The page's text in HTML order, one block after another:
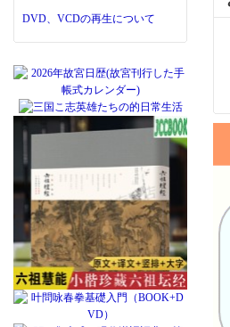
DVD、VCDの再生について